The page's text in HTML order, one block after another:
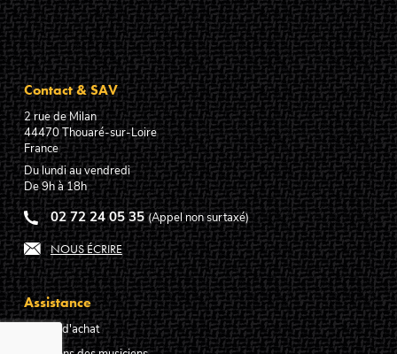
Contact & SAV
2 rue de Milan
44470Thouaré-sur-Loire
France
Du lundi au vendredi
De 9h à 18h
02 72 24 05 35 (Appel non surtaxé)
NOUS ÉCRIRE
Assistance
Guides d'achat